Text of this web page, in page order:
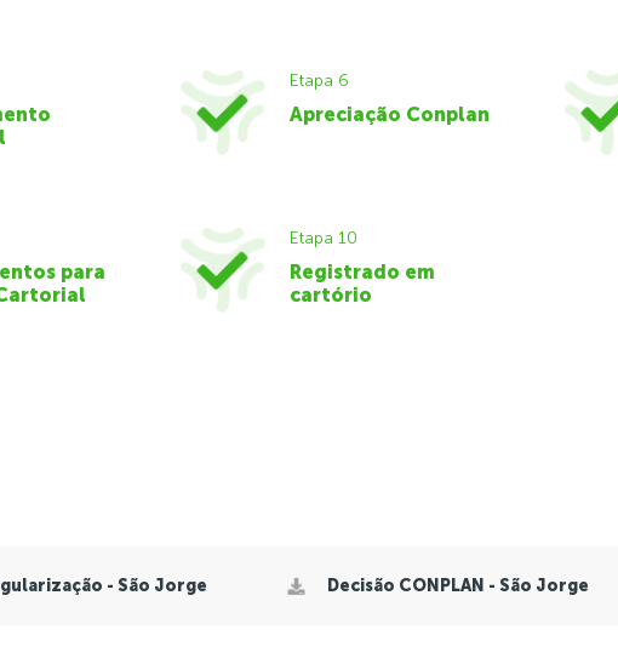
Etapa 6
Apreciação Conplan
para
Etapa 10
Registrado em
cartório
- São Jorge Decisão CONPLAN - São Jorge